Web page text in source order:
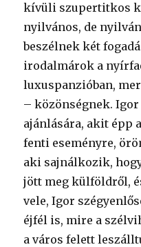
kívüli szupertitkos
nyilvános, de
beszélnek két
irodalmárok a
luxuspanzióban,
– közönségnek.
ajánlására, akit épp
fenti eseményre,
aki sajnálkozik,
jött meg külföldről,
vele, Igor
éjfél is, mire a
a város felett